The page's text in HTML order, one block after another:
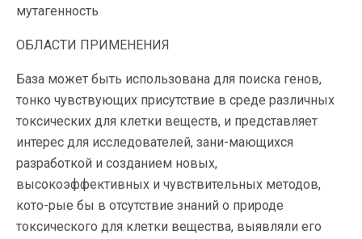
мутагенность
ОБЛАСТИ ПРИМЕНЕНИЯ
База может быть использована для поиска генов,
тонко чувствующих присутствие в среде различных
токсических для клетки веществ, и представляет
интерес для исследователей, зани-мающихся
разработкой и созданием новых,
высокоэффективных и чувствительных методов,
кото-рые бы в отсутствие знаний о природе
токсического для клетки вещества, выявляли его